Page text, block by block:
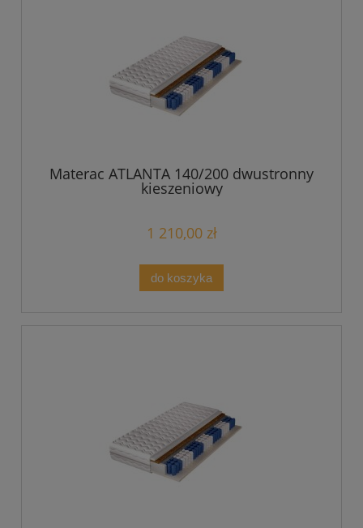
Materac ATLANTA 140/200 dwustronny
kieszeniowy
1 210,00 zł
do koszyka